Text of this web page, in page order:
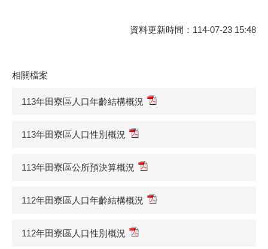
資料更新時間：114-07-23 15:48
相關檔案
113年田寮區人口年齡結構概況
113年田寮區人口性別概況
113年田寮區公所預決算概況
112年田寮區人口年齡結構概況
112年田寮區人口性別概況